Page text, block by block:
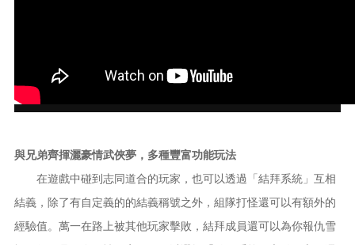
與兄弟齊揮灑豪情武俠夢，多種豐富功能玩法
在遊戲中碰到志同道合的玩家，也可以透過「結拜系統」互相
結義，除了有自定義的的結義稱號之外，組隊打怪還可以有額外的
經驗值。萬一在路上被其他玩家擊敗，結拜成員還可以為你報仇雪